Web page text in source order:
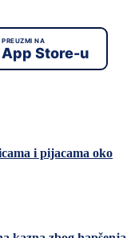
PREUZMI NA
App Store-u
i pijacama oko